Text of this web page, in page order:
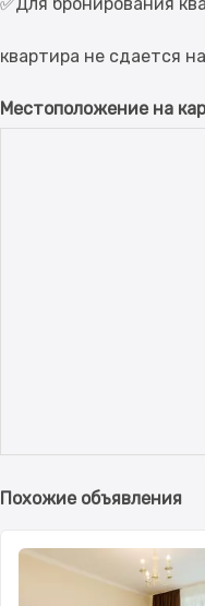
✅Для бронирования
Местоположение на
Похожие объявления